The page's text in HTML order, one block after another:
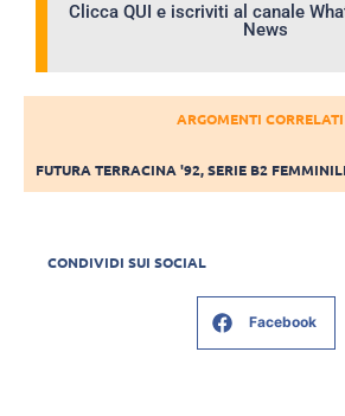
Clicca QUI e iscriviti al canale
News
ARGOMENTI CORRELATI
FUTURA TERRACINA '92,SERIE B2
CONDIVIDI SUI SOCIAL
Facebook